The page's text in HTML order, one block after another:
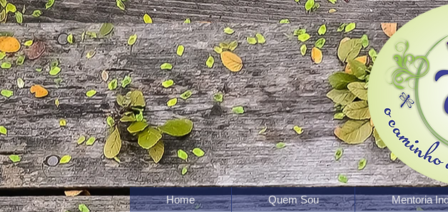
Home Quem Sou Mentoria